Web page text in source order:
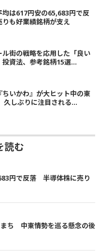
均は617円安の65,683円で反
も好業績銘柄が支え
ル街の戦略を応用した「良い
資法、参考銘柄15選...
ちいかわ』が大ヒット中の東
久しぶりに注目される...
読む
円で反落 半導体株に売り
まち 中東情勢を巡る懸念の後